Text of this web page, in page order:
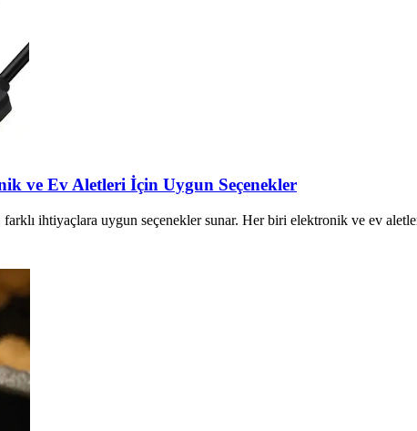
ve Ev Aletleri İçin Uygun Seçenekler
ihtiyaçlara uygun seçenekler sunar. Her biri elektronik ve ev